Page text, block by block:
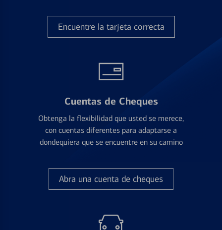
Encuentre la tarjeta correcta
Cuentas de Cheques
Obtenga la flexibilidad que usted se merece,
con cuentas diferentes para adaptarse a
dondequiera que se encuentre en su camino
Abra una cuenta de cheques